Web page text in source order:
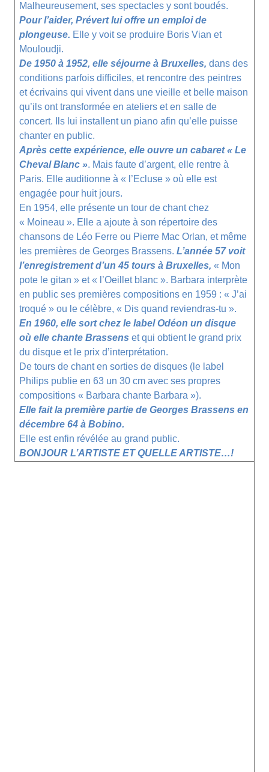
Malheureusement, ses spectacles y sont boudés.
Pour l’aider, Prévert lui offre un emploi de
plongeuse. Elle y voit se produire Boris Vian et
Mouloudji.
De 1950 à 1952, elle séjourne à Bruxelles, dans des
conditions parfois difficiles, et rencontre des peintres
et écrivains qui vivent dans une vieille et belle maison
qu’ils ont transformée en ateliers et en salle de
concert. Ils lui installent un piano afin qu’elle puisse
chanter en public.
Après cette expérience, elle ouvre un cabaret « Le
Cheval Blanc ». Mais faute d’argent, elle rentre à
Paris. Elle auditionne à « l’Ecluse » où elle est
engagée pour huit jours.
En 1954, elle présente un tour de chant chez
« Moineau ». Elle a ajoute à son répertoire des
chansons de Léo Ferre ou Pierre Mac Orlan, et même
les premières deGeorges Brassens.L’année 57 voit
l’enregistrement d’un 45 tours à Bruxelles, « Mon
pote le gitan » et « l’Oeillet blanc ». Barbara interprète
en public ses premières compositions en 1959 : « J’ai
troqué » ou le célèbre, « Dis quand reviendras-tu ».
En 1960, elle sort chez le label Odéon un disque
où elle chante Brassenset qui obtient le grand prix
du disque et le prix d’interprétation.
De tours de chant en sorties de disques (le label
Philips publie en 63 un 30 cm avec ses propres
compositions « Barbara chante Barbara »).
Elle fait la première partie deGeorges Brassens en
décembre 64 à Bobino.
Elle est enfin révélée au grand public.
BONJOUR L’ARTISTE ET QUELLE ARTISTE…!